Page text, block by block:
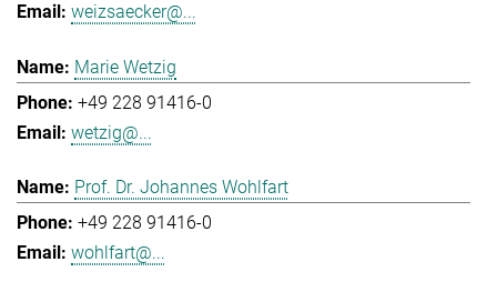
weizsaecker@...
Marie Wetzig
+49 228 91416-0
wetzig@...
Prof. Dr. Johannes Wohlfart
+49 228 91416-0
wohlfart@...